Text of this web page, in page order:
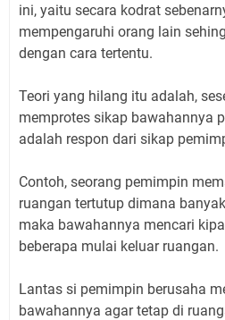
ini, yaitu secara kodrat
mempengaruhi orang lain
dengan cara tertentu.
Teori yang hilang itu adalah,
memprotes sikap bawahannya
adalah respon dari sikap
Contoh, seorang pemimpin
ruangan tertutup dimana
maka bawahannya mencari
beberapa mulai keluar ruangan.
Lantas si pemimpin berusaha
bawahannya agar tetap di